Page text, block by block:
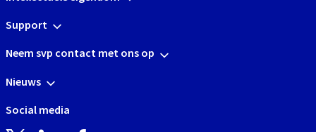
Support
Neem svp contact met ons op
Nieuws
Social media